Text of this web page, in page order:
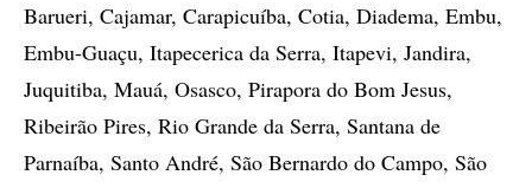
Barueri, Cajamar, Carapicuíba, Cotia, Diadema, Embu,
Embu-Guaçu, Itapecerica da Serra, Itapevi, Jandira,
Juquitiba, Mauá, Osasco, Pirapora do Bom Jesus,
Ribeirão Pires, Rio Grande da Serra, Santana de
Parnaíba, Santo André, São Bernardo do Campo, São